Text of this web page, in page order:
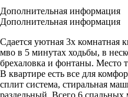
Дополнительная информация
Дополнительная информация
Сдается уютная 3х комнатная
мво в 5 минутах ходьбы, в
брехаловка и фонтаны. Место
В квартире есть все для
сплит система, стиральная
раздельный. Всего 6